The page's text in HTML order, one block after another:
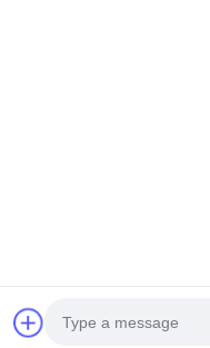
Auteursrecht © 2015-2026